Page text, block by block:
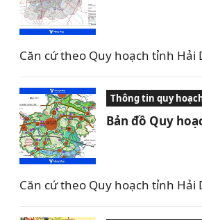
Căn cứ theo Quy hoạch tỉnh
Thông tin quy
Bản đồ Quy
Căn cứ theo Quy hoạch tỉnh